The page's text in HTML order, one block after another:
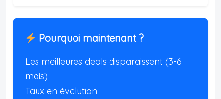
Pourquoi maintenant ?
Les meilleures deals disparaissent (3-6
mois)
Taux en évolution